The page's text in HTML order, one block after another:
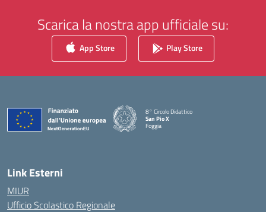
Scarica la nostra app ufficiale su:
App Store Play Store
8° Circolo Didattico
San Pio X
Foggia
— Visita la pagina iniziale della scuola
Link Esterni
MIUR
Ufficio Scolastico Regionale